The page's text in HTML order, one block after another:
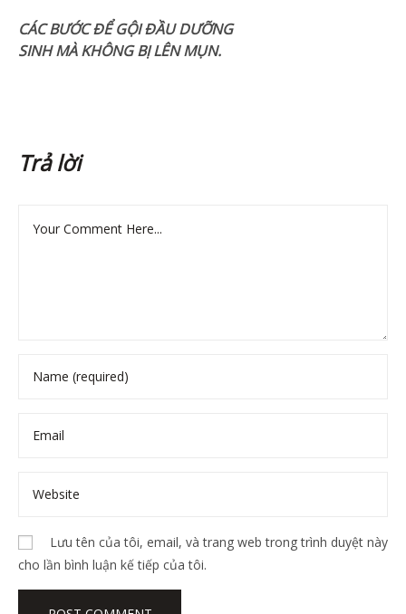
CÁC BƯỚC ĐỂ GỘI ĐẦU DƯỠNG
SINH MÀ KHÔNG BỊ LÊN MỤN.
Trả lời
Lưu tên của tôi, email, và trang web trong trình duyệt này
cho lần bình luận kế tiếp của tôi.